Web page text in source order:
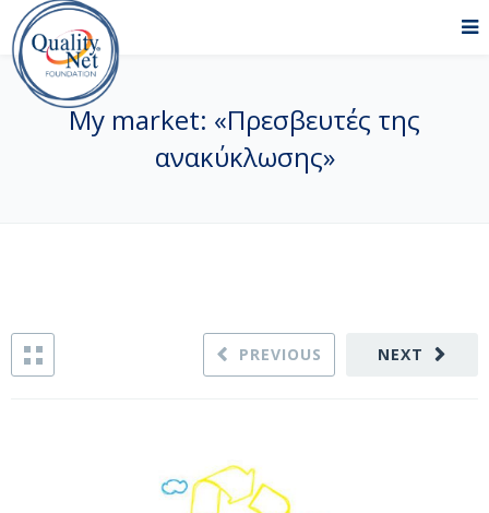
My market: «Πρεσβευτές της
ανακύκλωσης»
NEXT
PREVIOUS